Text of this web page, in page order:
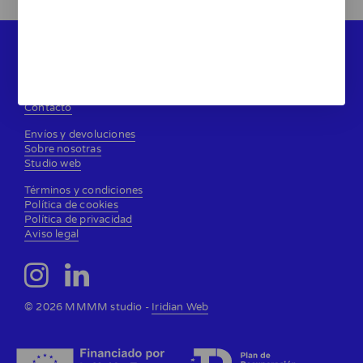
Contacto
Envíos y devoluciones
Sobre nosotras
Studio web
Términos y condiciones
Política de cookies
Política de privacidad
Aviso legal
© 2026 MMMM studio - Iridian Web